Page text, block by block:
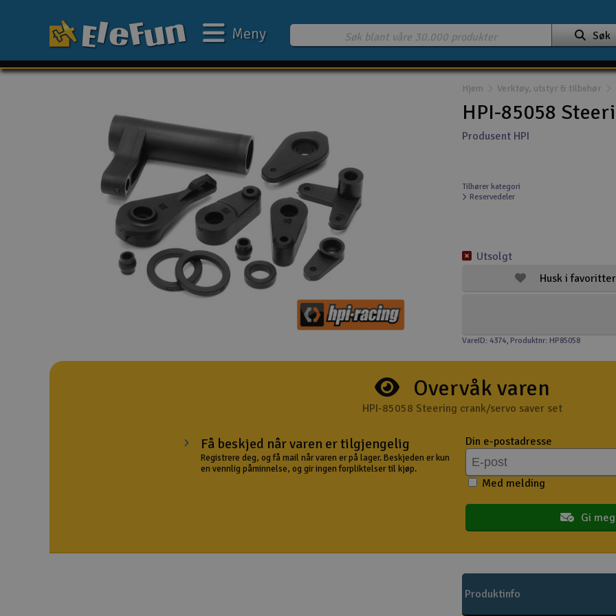
Outlet
Mine favoritter
Gavekort
3D-print
Batteri & ladere
Droner for FPV
Modellbygging, LEGO & byggesett
Outlet
Søk
Meny
Hjem Verktøy, utstyr & tilbehør
HPI-85058
Produsent HPI
Tilhører kategori
Reservedeler
Husk i favoritter
Utsolgt
VareID: 4374, Produktnr: HP85058
Overvåk varen
HPI-85058 Steering crank/servo saver set
Få beskjed når varen er tilgjengelig
Registrere deg, og få mail når varen er på lager. Beskjeden er kun
en vennlig påminnelse, og gir ingen forpliktelser til kjøp.
Din e-postadresse
Med melding
Gi
Produktinfo